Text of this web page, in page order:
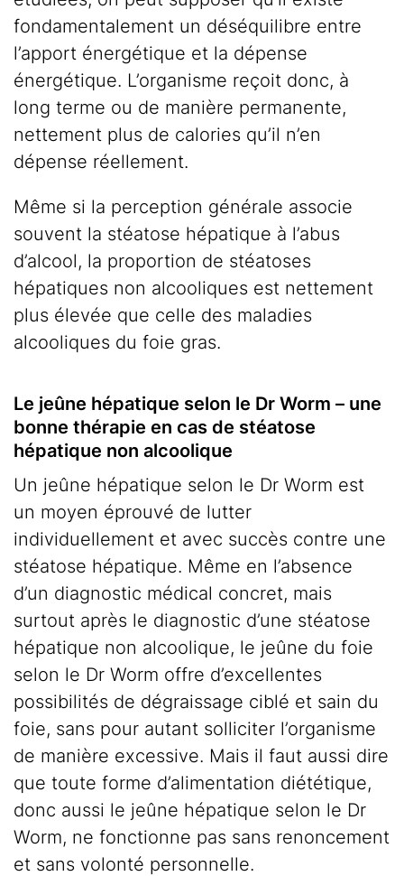
fondamentalement un déséquilibre entre
l’apport énergétique et la dépense
énergétique. L’organisme reçoit donc, à
long terme ou de manière permanente,
nettement plus de calories qu’il n’en
dépense réellement.
Même si la perception générale associe
souvent la stéatose hépatique à l’abus
d’alcool, la proportion de stéatoses
hépatiques non alcooliques est nettement
plus élevée que celle des maladies
alcooliques du foie gras.
Le jeûne hépatique selon le Dr Worm – une
bonne thérapie en cas de stéatose
hépatique non alcoolique
Un jeûne hépatique selon le Dr Worm est
un moyen éprouvé de lutter
individuellement et avec succès contre une
stéatose hépatique. Même en l’absence
d’un diagnostic médical concret, mais
surtout après le diagnostic d’une stéatose
hépatique non alcoolique, le jeûne du foie
selon le Dr Worm offre d’excellentes
possibilités de dégraissage ciblé et sain du
foie, sans pour autant solliciter l’organisme
de manière excessive. Mais il faut aussi dire
que toute forme d’alimentation diététique,
donc aussi le jeûne hépatique selon le Dr
Worm, ne fonctionne pas sans renoncement
et sans volonté personnelle.